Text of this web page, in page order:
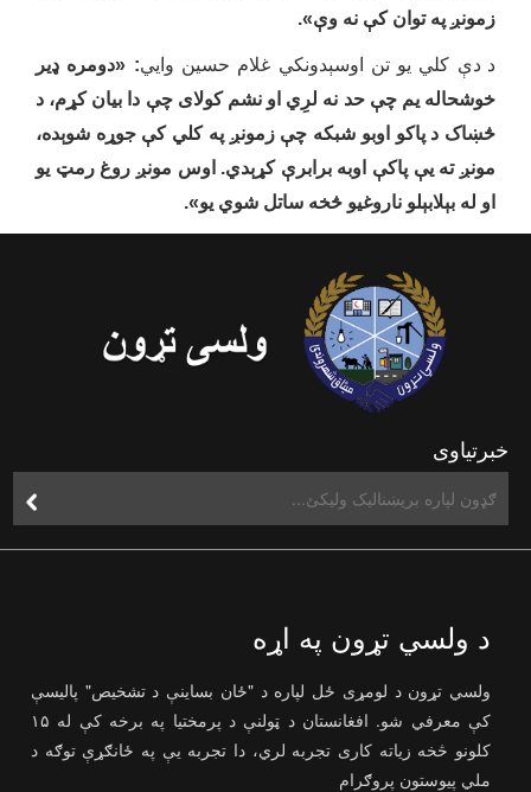
زمونږ په توان کې نه وې».
د دېکلي یو تن اوسېدونکي غلام حسین وایي : «دومره ډیر
خوشحاله یم چېحد نه لرِي او نشم کولای چې دا بیان کړم، د
څښاک د پاکو اوبو شبکه چې زمونږ په کلي کې جوړه شوېده،
مونږ ته یې پاکې اوبه برابرې کړېدي. اوس مونږ روغ رمټ یو
او له بېلابېلو ناروغیو څخه ساتل شوي یو»
.
خبرتیاوی
د ولسي تړون په اړه
ولسي تړون د لومړی ځل لپاره د "ځان بساینې د تشخیص" پالیسې
کې معرفي شو. افغانستان د ټولنې د پرمختیا په برخه کې له ۱۵
کلونو څخه زیاته کاری تجربه لري، دا تجربه یې په ځانګړې توګه د
ملي پیوستون پروګرام